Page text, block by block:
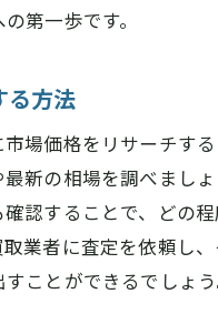
査定
査定
買取
口コ
御所市で
第一歩です。
る方法
場価格をリサーチす
新の相場を調べまし
認することで、どの
業者に査定を依頼し
ことができるでしょ